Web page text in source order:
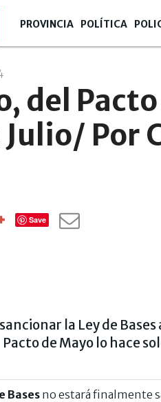
PROVINCIA POLÍTICA
del Pacto
Por
Save
la Ley de Bases
de Mayo lo hace
Bases no estará finalmente